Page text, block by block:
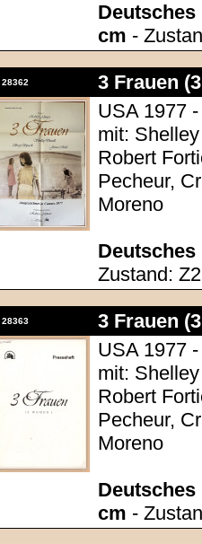
Deutsches
cm -
28362
3 Frauen
USA 1977
mit:
Robert
Pecheur,
Moreno
Deutsches
Zustand:
28363
3 Frauen
USA 1977
mit:
Robert
Pecheur,
Moreno
Deutsches
cm -